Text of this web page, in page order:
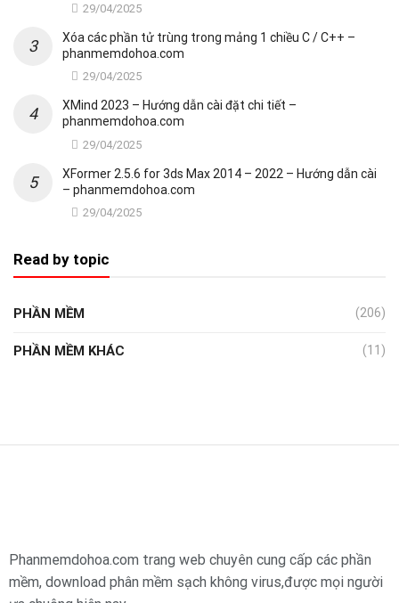
29/04/2025
Xóa các phần tử trùng trong mảng 1 chiều C / C++ –
phanmemdohoa.com
29/04/2025
XMind 2023 – Hướng dẫn cài đặt chi tiết –
phanmemdohoa.com
29/04/2025
XFormer 2.5.6 for 3ds Max 2014 – 2022 – Hướng dẫn cài
– phanmemdohoa.com
29/04/2025
Read by topic
PHẦN MỀM (206)
PHẦN MỀM KHÁC (11)
Phanmemdohoa.com trang web chuyên cung cấp các phần
mềm, download phân mềm sạch không virus,được mọi người